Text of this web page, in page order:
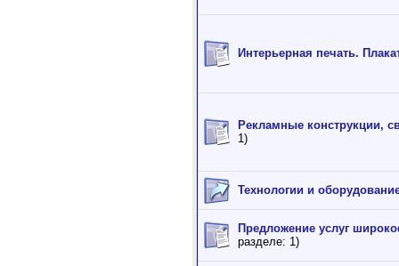
Интерьерная печать.
Рекламные конструкции,
1)
Технологии и
Предложение услуг
разделе: 1)